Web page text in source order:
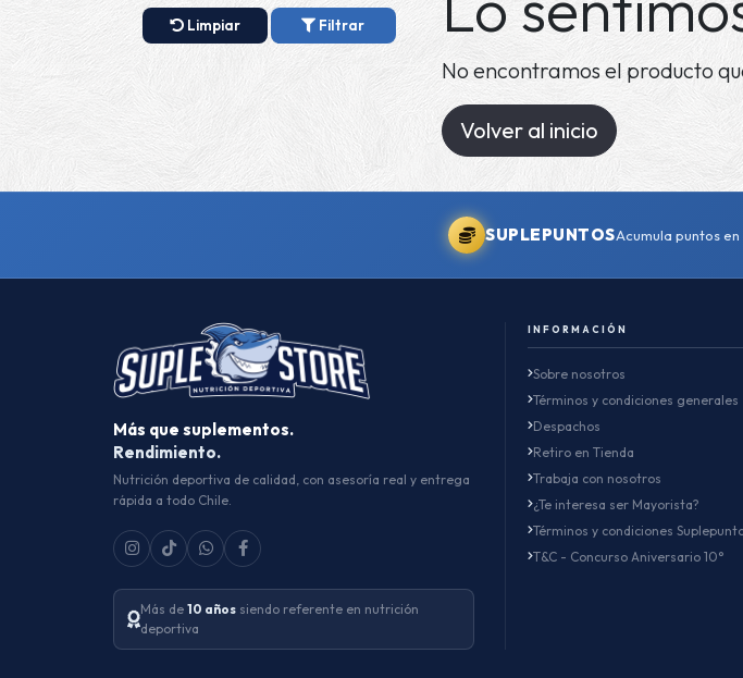
Limpiar Filtrar
No encontramos el producto
Volver al inicio
SUPLEPUNTOSAcumula puntos
Más que suplementos.
Rendimiento.
Nutrición deportiva de calidad, con asesoría real y entrega
rápida a todo Chile.
Más de 10 años siendo referente en nutrición
deportiva
INFORMACIÓN
Sobre nosotros
Términos y condiciones generales
Despachos
Retiro en Tienda
Trabaja con nosotros
¿Te interesa ser Mayorista?
Términos y condiciones
T&C - Concurso Aniversario 10°